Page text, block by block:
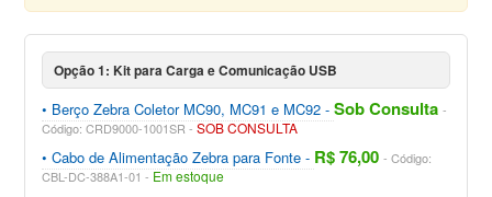
Opção 1: Kit para Carga e Comunicação USB
Berço Zebra Coletor MC90, MC91 e MC92 Sob Consulta
Código: CRD9000-1001SR SOB CONSULTA
Cabo de Alimentação Zebra para Fonte R$ 76,00
Código:
CBL-DC-388A1-01
Em estoque